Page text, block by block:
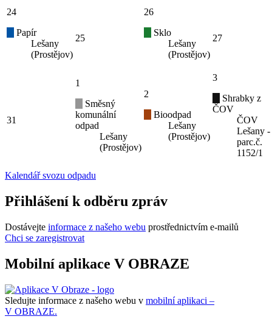
24
Papír
Lešany
(Prostějov)
25
26
Sklo
Lešany
(Prostějov)
27
31
1
Směsný
komunální
odpad
Lešany
(Prostějov)
2
Bioodpad
Lešany
(Prostějov)
3
Shrabky z
ČOV
ČOV
Lešany -
parc.č.
1152/1
Kalendář svozu odpadu
Přihlášení k odběru zpráv
Dostávejte informace z našeho webu prostřednictvím e-mailů
Chci se zaregistrovat
Mobilní aplikace V OBRAZE
Sledujte informace z našeho webu v mobilní aplikaci –
V OBRAZE.